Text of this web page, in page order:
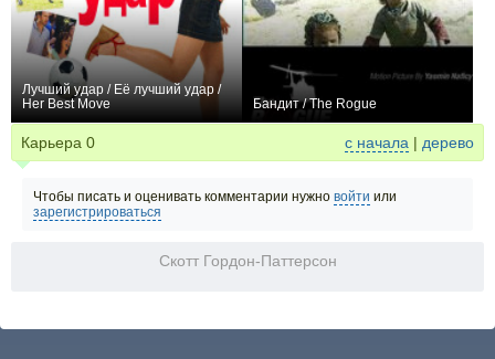
Лучший удар / Её лучший удар /
Her Best Move
Бандит / The Rogue
Карьера 0 с начала | дерево
Чтобы писать и оценивать комментарии нужно войти или
зарегистрироваться
Скотт Гордон-Паттерсон